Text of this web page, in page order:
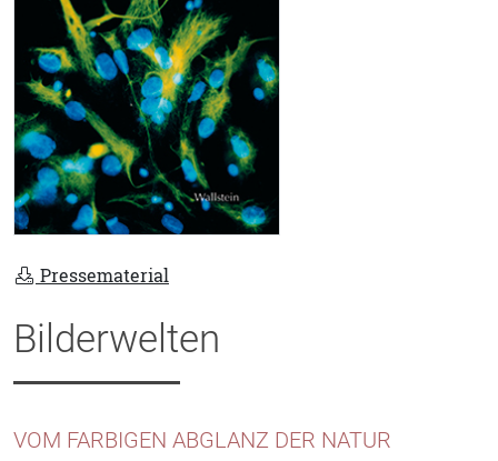
Pressematerial
Bilderwelten
VOM FARBIGEN ABGLANZ DER NATUR